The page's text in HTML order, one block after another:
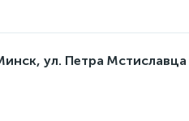
ул. Петра Мстиславца